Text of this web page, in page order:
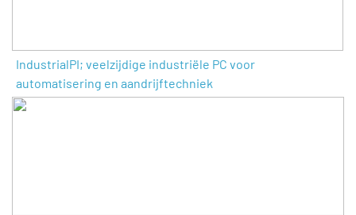
IndustrialPI; veelzijdige industriële PC voor
automatisering en aandrijftechniek